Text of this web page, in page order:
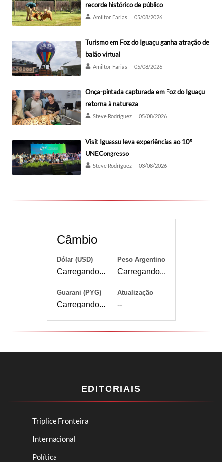
recorde histórico de público
Amilton Farias 05/08/2026
Turismo em Foz do Iguaçu ganha atração de
balão virtual
Amilton Farias 05/08/2026
Onça-pintada capturada em Foz do Iguaçu
retorna à natureza
Steve Rodríguez 05/08/2026
Visit Iguassu leva experiências ao 10º
UNECongresso
Steve Rodríguez 03/08/2026
Câmbio
Dólar (USD)
Carregando...
Peso Argentino
Carregando...
Guarani (PYG)
Carregando...
Atualização
--
EDITORIAIS
Tríplice Fronteira
Internacional
Política